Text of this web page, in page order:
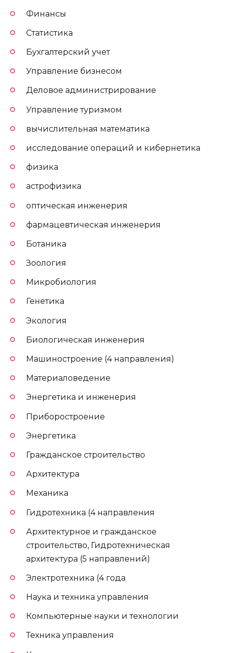
Финансы
Статистика
Бухгалтерский учет
Управление бизнесом
Деловое администрирование
Управление туризмом
вычислительная математика
исследование операций и кибернетика
физика
астрофизика
оптическая инженерия
фармацевтическая инженерия
Ботаника
Зоология
Микробиология
Генетика
Экология
Биологическая инженерия
Машиностроение (4 направления)
Материаловедение
Энергетика и инженерия
Приборостроение
Энергетика
Гражданское строительство
Архитектура
Механика
Гидротехника (4 направления
Архитектурное и гражданское
строительство, Гидротехническая
архитектура (5 направлений)
Электротехника (4 года
Наука и техника управления
Компьютерные науки и технологии
Техника управления